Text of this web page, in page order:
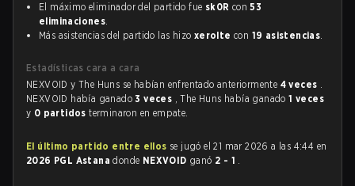
El máximo eliminador del partido fue sk0R con53
eliminaciones.
Más asistencias del partido las hizo xerolte con 19 asistencias.
Estadísticas cara a cara
NEXVOID y The Huns se habían enfrentado anteriormente 4 veces .
NEXVOID había ganado3 veces , The Huns había ganado1 veces
y 0 partidosterminaron en empate.
El último partido entre ellos se jugó el 21 mar 2026 a las 4:44 en
2026 PGL Astanadonde NEXVOID ganó 2 - 1 .